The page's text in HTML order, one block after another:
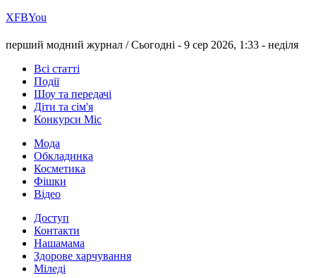
ХFBYou
перший модний журнал /Сьогодні - 9 сер 2026, 1:33 - неділя
Всі статті
Події
Шоу та передачі
Діти та сім'я
Конкурси Міс
Мода
Обкладинка
Косметика
Фішки
Відео
Доступ
Контакти
Нашамама
Здорове харчування
Міледі